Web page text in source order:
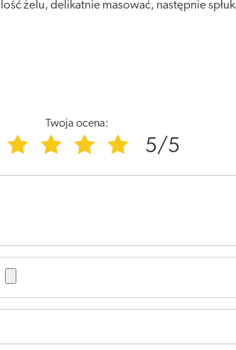
żelu, delikatnie masować, następnie
Twoja ocena:
5/5